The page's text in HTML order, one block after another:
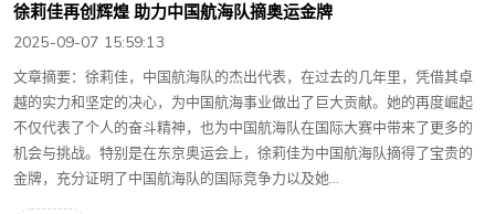
徐莉佳再创辉煌 助力中国航海队摘奥运金牌
2025-09-07 15:59:13
文章摘要：徐莉佳，中国航海队的杰出代表，在过去的几年里，凭借其卓
越的实力和坚定的决心，为中国航海事业做出了巨大贡献。她的再度崛起
不仅代表了个人的奋斗精神，也为中国航海队在国际大赛中带来了更多的
机会与挑战。特别是在东京奥运会上，徐莉佳为中国航海队摘得了宝贵的
金牌，充分证明了中国航海队的国际竞争力以及她...